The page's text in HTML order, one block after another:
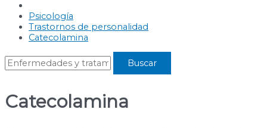
Psicología
Trastornos de personalidad
Catecolamina
Catecolamina